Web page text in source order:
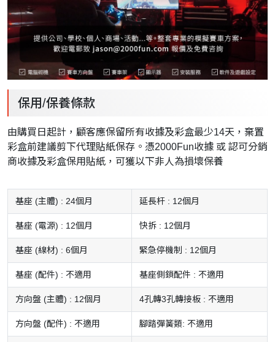
保用/保養條款
由購買日起計，顧客應保留所有收據及彩盒最少14天，棄置
彩盒前建議剪下代理貼紙保存。憑2000Fun收據 或 認可分銷
商收據及彩盒保用貼紙，可獲以下非人為損壞保養
基座 (主體) : 24個月 延長杆 : 12個月
基座 (電源) : 12個月 快拆 : 12個月
基座 (線材) : 6個月 緊急停機制 : 12個月
基座 (配件) : 不適用 基座側鎖配件 : 不適用
方向盤 (主體) : 12個月 4孔轉3孔轉接板 : 不適用
方向盤 (配件) : 不適用 腳踏彈簧類: 不適用